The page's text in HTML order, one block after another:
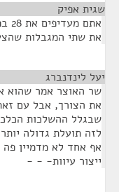
שגית אפיק
את שתי המגבלות
יעל לינדנברג
שר האוצר אמר שהוא
את הצורך, אבל עם
שבגלל ההשלכות
לזה תועלת גדולה
אף אחד לא מדמיין
ייצור עיוות- - -